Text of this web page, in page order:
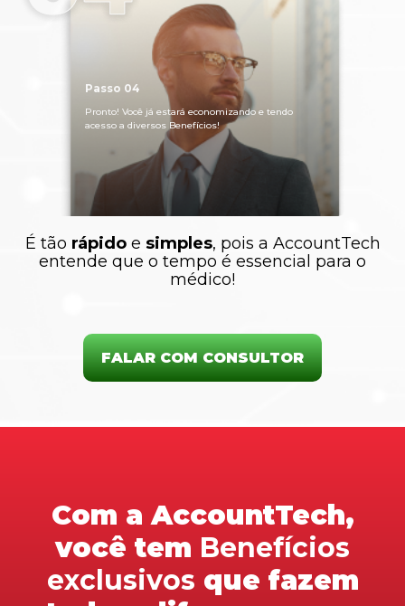
Passo 04
Pronto! Você já estará economizando e tendo
acesso a diversos Benefícios!
É tão rápidoe simples, pois a AccountTech
entende que o tempo é essencial para o
médico!
FALAR COM CONSULTOR
Com a AccountTech,
você tem Benefícios
exclusivos que fazem